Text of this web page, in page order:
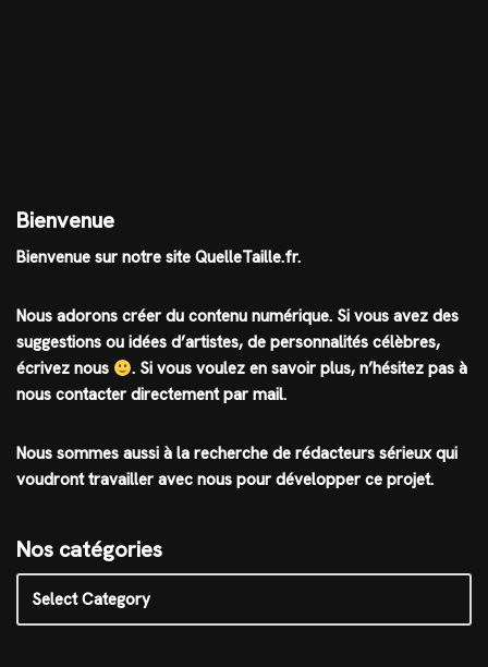
Bienvenue
Bienvenue sur notre site QuelleTaille.fr.
Nous adorons créer du contenu numérique. Si vous avez des
suggestions ou idées d’artistes, de personnalités célèbres,
écrivez nous
. Si vous voulez en savoir plus, n’hésitez pas à
nous contacter directement par mail.
Nous sommes aussi à la recherche de rédacteurs sérieux qui
voudront travailler avec nous pour développer ce projet.
Nos catégories